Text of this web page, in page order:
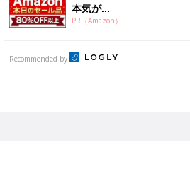
本気が...
PR（Amazon）
Recommended by